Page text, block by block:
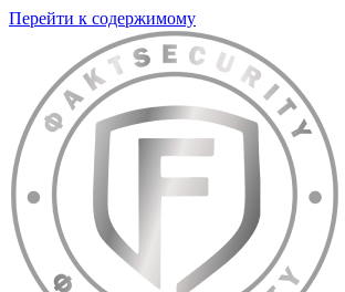
Перейти к содержимому